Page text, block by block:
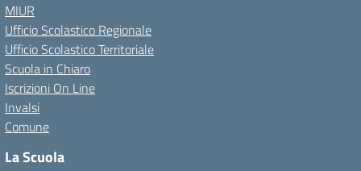
MIUR
Ufficio Scolastico Regionale
Ufficio Scolastico Territoriale
Scuola in Chiaro
Iscrizioni On Line
Invalsi
Comune
La Scuola